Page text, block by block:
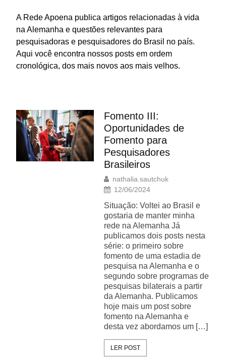
A Rede Apoena publica artigos relacionadas à vida
na Alemanha e questões relevantes para
pesquisadoras e pesquisadores do Brasil no país.
Aqui você encontra nossos posts em ordem
cronológica, dos mais novos aos mais velhos.
Fomento III:
Oportunidades de
Fomento para
Pesquisadores
Brasileiros
nathalia.sautchuk
12/06/2024
Situação: Voltei ao Brasil e
gostaria de manter minha
rede na Alemanha Já
publicamos dois posts nesta
série: o primeiro sobre
fomento de uma estadia de
pesquisa na Alemanha e o
segundo sobre programas de
pesquisas bilaterais a partir
da Alemanha. Publicamos
hoje mais um post sobre
fomento na Alemanha e
desta vez abordamos um […]
LER POST